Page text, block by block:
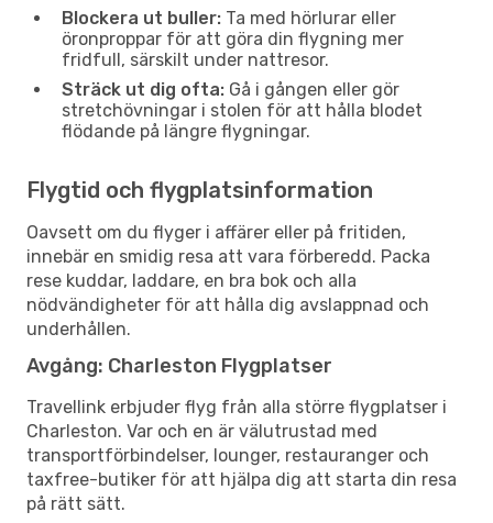
Blockera ut buller: Ta med hörlurar eller
öronproppar för att göra din flygning mer
fridfull, särskilt under nattresor.
Sträck ut dig ofta: Gå i gången eller gör
stretchövningar i stolen för att hålla blodet
flödande på längre flygningar.
Flygtid och flygplatsinformation
Oavsett om du flyger i affärer eller på fritiden,
innebär en smidig resa att vara förberedd. Packa
rese kuddar, laddare, en bra bok och alla
nödvändigheter för att hålla dig avslappnad och
underhållen.
Avgång: Charleston Flygplatser
Travellink erbjuder flyg från alla större flygplatser i
Charleston. Var och en är välutrustad med
transportförbindelser, lounger, restauranger och
taxfree-butiker för att hjälpa dig att starta din resa
på rätt sätt.